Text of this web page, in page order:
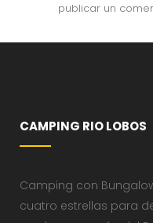
publicar un
CAMPING RIO LOBOS
Camping con
cuatro estrellas para